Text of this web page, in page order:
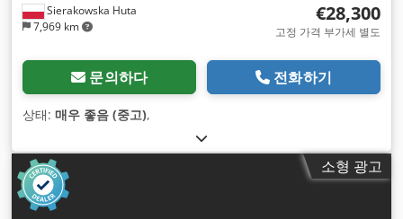
Sierakowska Huta
7,969 km
€28,300
고정 가격 부가세 별도
문의하다 전화하기
상태: 매우 좋음 (중고),
소형 광고